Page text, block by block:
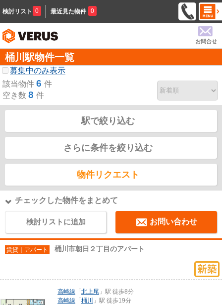
検討リスト 0 最近見た物件 0
お問合せ
桶川駅物件一覧
募集中のみ表示
該当物件 6 件
空き数 8 件
駅で絞り込む
さらに条件を絞り込む
物件リクエスト
チェックした物件をまとめて
検討リストに追加 お問い合わせ
賃貸｜アパート 桶川市朝日２丁目のアパート
高崎線 「 北上尾 」駅 徒歩8分
高崎線 「 桶川
」駅 徒歩19分